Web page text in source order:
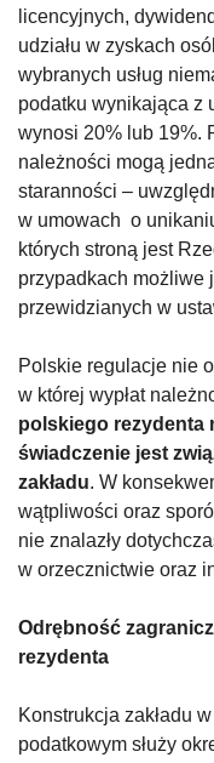
licencyjnych,
udziału w zyskach
wybranych usług
podatku wynikająca z
wynosi 20% lub 19%.
należności mogą
staranności –
w umowach o
których stroną jest
przypadkach możliwe
przewidzianych w
Polskie regulacje nie
w której wypłat
polskiego rezydenta
świadczenie jest
zakładu. W
wątpliwości oraz
nie znalazły
w orzecznictwie oraz
Odrębność
rezydenta
Konstrukcja zakładu
podatkowym służy